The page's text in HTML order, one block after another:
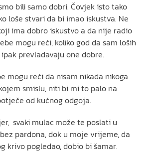
bili samo dobri. Čovjek isto tako
loše stvari da bi imao iskustva. Ne
ima dobro iskustvo a da nije radio
mogu reći, koliko god da sam loših
prevladavaju one dobre.
mogu reći da nisam nikada nikoga
smislu, niti bi mi to palo na
od kućnog odgoja.
svaki mulac može te poslati u
pardona, dok u moje vrijeme, da
krivo pogledao, dobio bi šamar.